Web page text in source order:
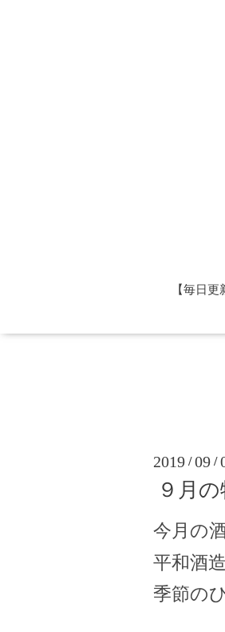
【毎日
2019 /09 /
９月
今月の
平和酒
季節の